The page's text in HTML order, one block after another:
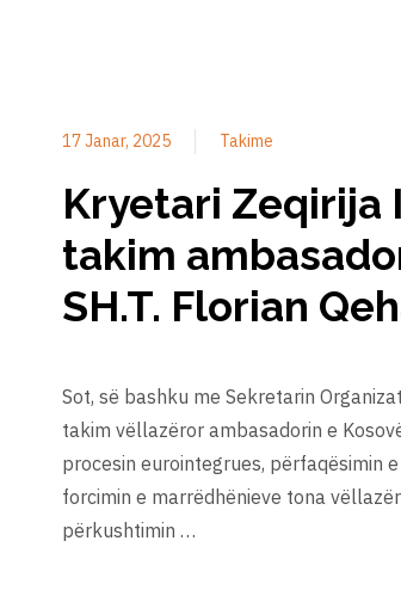
17 Janar, 2025 Takime
Kryetari Zeqirija
takim
SH.T. Florian
Sot, së bashku me Sekretarin
takim vëllazëror ambasadorin e
procesin eurointegrues, përfaqësimin
forcimin e marrëdhënieve tona
përkushtimin …